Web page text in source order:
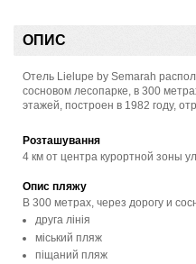
ОПИС
Отель Lielupe by Semarah
сосновом лесопарке, в 300
этажей, построен в 1982 году,
Розташування
4 км от центра курортной зоны
Опис пляжу
В 300 метрах, через дорогу и
друга лінія
мiський пляж
піщаний пляж